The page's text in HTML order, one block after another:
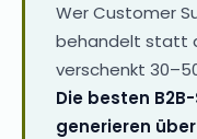
Wer Customer
behandelt statt
verschenkt
Die besten
generieren